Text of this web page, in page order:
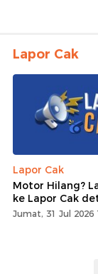
Lapor Cak
Lapor Cak
Motor Hilang?
ke Lapor Cak
Jumat, 31 Jul 2026